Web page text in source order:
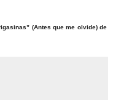
(Antes que me olvide) de